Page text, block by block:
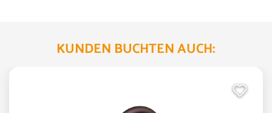
KUNDEN BUCHTEN AUCH: